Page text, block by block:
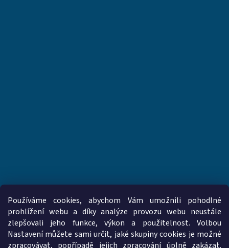
Používáme cookies, abychom Vám umožnili pohodlné
prohlížení webu a díky analýze provozu webu neustále
zlepšovali jeho funkce, výkon a použitelnost. Volbou
Nastavení můžete sami určit, jaké skupiny cookies je možné
zpracovávat, popřípadě jejich zpracování úplně zakázat.
www.vzduchotechnika-ventilatory.cz www.palmat.cz